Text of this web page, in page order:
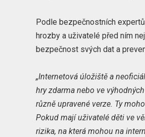
Podle bezpečnostních
hrozby a uživatelé před ním
bezpečnost svých dat a
„Internetová úložiště a
hry zdarma nebo ve
různě upravené verze. Ty
Pokud mají uživatelé děti ve
rizika, na která mohou na